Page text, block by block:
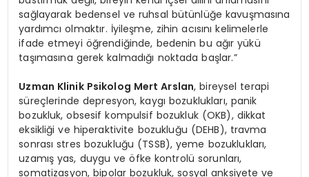
sağlayarak bedensel ve ruhsal bütünlüğe kavuşmasına
yardımcı olmaktır. İyileşme, zihin acısını kelimelerle
ifade etmeyi öğrendiğinde, bedenin bu ağır yükü
taşımasına gerek kalmadığı noktada başlar.”
Uzman Klinik Psikolog Mert Arslan, bireysel terapi
süreçlerinde depresyon, kaygı bozuklukları, panik
bozukluk, obsesif kompulsif bozukluk (OKB), dikkat
eksikliği ve hiperaktivite bozukluğu (DEHB), travma
sonrası stres bozukluğu (TSSB), yeme bozuklukları,
uzamış yas, duygu ve öfke kontrolü sorunları,
somatizasyon, bipolar bozukluk, sosyal anksiyete ve